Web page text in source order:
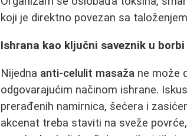
koji je direktno povezan sa
Ishrana kao ključni saveznik u
Nijedna anti-celulit masaža ne može
odgovarajućim načinom ishrane.
prerađenih namirnica, šećera i
akcenat treba staviti na sveže